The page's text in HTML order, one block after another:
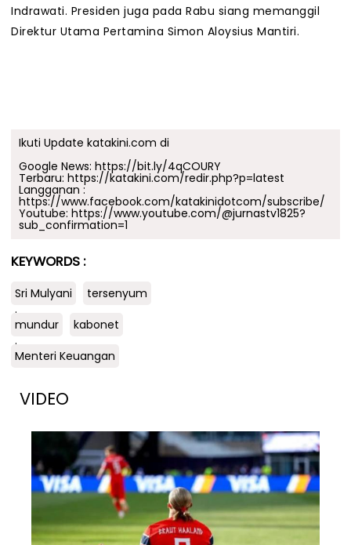
Indrawati. Presiden juga pada Rabu siang memanggil
Direktur Utama Pertamina Simon Aloysius Mantiri.
Ikuti Update katakini.com di
Google News: https://bit.ly/4qCOURY
Terbaru: https://katakini.com/redir.php?p=latest
Langganan :
https://www.facebook.com/katakinidotcom/subscribe/
Youtube: https://www.youtube.com/@jurnastv1825?
sub_confirmation=1
KEYWORDS :
Sri Mulyani
tersenyum
.
mundur
kabonet
.
Menteri Keuangan
VIDEO